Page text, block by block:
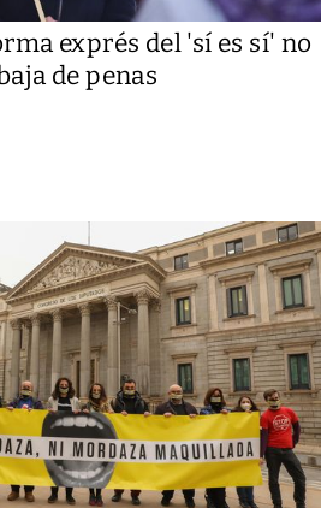
exprés del 'sí es sí' no
de penas